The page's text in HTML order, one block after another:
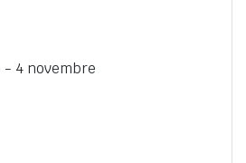
- 4 novembre